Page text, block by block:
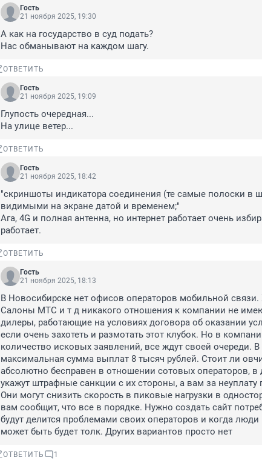
Гость
21 ноября 2025, 19:30
А как на государство в суд подать?
Нас обманывают на каждом шагу.
ОТВЕТИТЬ
Гость
21 ноября 2025, 19:09
Глупость очередная...
На улице ветер...
ОТВЕТИТЬ
Гость
21 ноября 2025, 18:42
"скриншоты индикатора соединения (те самые полоски в
видимыми на экране датой и временем;"
Ага, 4G и полная антенна, но интернет работает очень
работает.
ОТВЕТИТЬ
Гость
21 ноября 2025, 18:13
В Новосибирске нет офисов операторов мобильной связи.
Салоны МТС и т д никакого отношения к компании не
дилеры, работающие на условиях договора об оказании
если очень захотеть и размотать этот клубок. Но в
количество исковых заявлений, все ждут своей очереди.
максимальная сумма выплат 8 тысяч рублей. Стоит ли
абсолютно бесправен в отношении сотовых операторов, в
укажут штрафные санкции с их стороны, а вам за неуплату
Они могут снизить скорость в пиковые нагрузки в
вам сообщит, что все в порядке. Нужно создать сайт
будут делится проблемами своих операторов и когда люди
может быть будет толк. Других вариантов просто нет
ОТВЕТИТЬ 1